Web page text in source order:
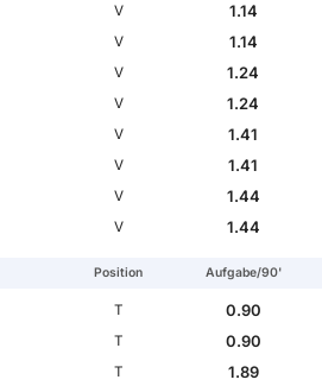
V
1.14
V
1.14
V
1.24
V
1.24
V
1.41
V
1.41
V
1.44
V 1.44
Position Aufgabe/90'
T
0.90
T
0.90
T
1.89